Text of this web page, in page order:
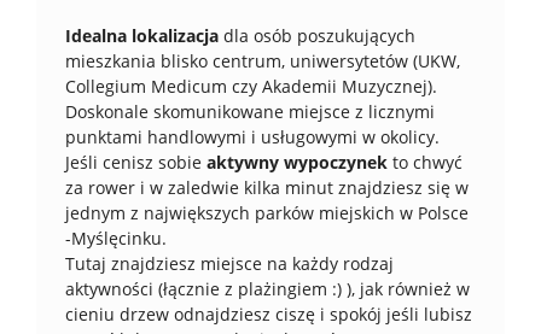
Idealna lokalizacja dla osób poszukujących
mieszkania blisko centrum, uniwersytetów (UKW,
Collegium Medicum czy Akademii Muzycznej).
Doskonale skomunikowane miejsce z licznymi
punktami handlowymi i usługowymi w okolicy.
Jeśli cenisz sobie aktywny wypoczynek to chwyć
za rower i w zaledwie kilka minut znajdziesz się w
jednym z największych parków miejskich w Polsce
-Myślęcinku.
Tutaj znajdziesz miejsce na każdy rodzaj
aktywności (łącznie z plażingiem :) ), jak również w
cieniu drzew odnajdziesz ciszę i spokój jeśli lubisz